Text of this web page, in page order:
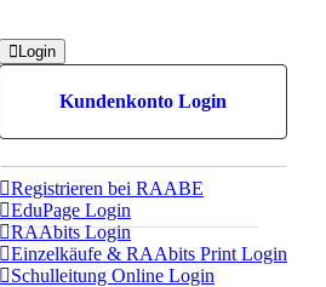
Login
Kundenkonto Login
Registrieren bei RAABE
EduPage Login
RAAbits Login
Einzelkäufe & RAAbits Print Login
Schulleitung Online Login